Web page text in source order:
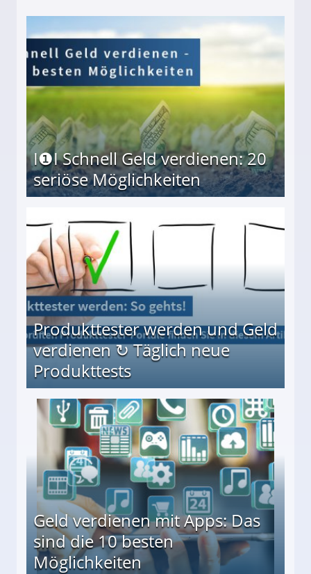
I❶I Schnell Geld verdienen: 20
seriöse Möglichkeiten
Produkttester werden und Geld
verdienen ↻ Täglich neue
Produkttests
↻ Täglich neue Produkttests
Geld verdienen mit Apps: Das
sind die 10 besten
Möglichkeiten